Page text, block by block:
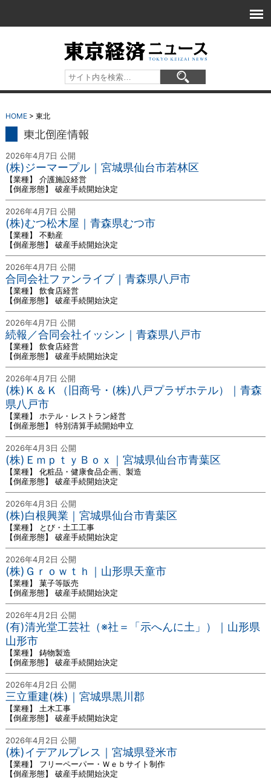
HOME> 東北
東北 倒産情報
2026年4月7日 公開
(株)ジーマープル｜宮城県仙台市若林区
【業種】 介護施設経営
【倒産形態】 破産手続開始決定
2026年4月7日 公開
(株)むつ松木屋｜青森県むつ市
【業種】 不動産
【倒産形態】 破産手続開始決定
2026年4月7日 公開
合同会社ファンライブ｜青森県八戸市
【業種】 飲食店経営
【倒産形態】 破産手続開始決定
2026年4月7日 公開
続報／合同会社イッシン｜青森県八戸市
【業種】 飲食店経営
【倒産形態】 破産手続開始決定
2026年4月7日 公開
(株)Ｋ＆Ｋ（旧商号・(株)八戸プラザホテル）｜青森
県八戸市
【業種】 ホテル・レストラン経営
【倒産形態】 特別清算手続開始申立
2026年4月3日 公開
(株)ＥｍｐｔｙＢｏｘ｜宮城県仙台市青葉区
【業種】 化粧品・健康食品企画、製造
【倒産形態】 破産手続開始決定
2026年4月3日 公開
(株)白根興業｜宮城県仙台市青葉区
【業種】 とび・土工工事
【倒産形態】 破産手続開始決定
2026年4月2日 公開
(株)Ｇｒｏｗｔｈ｜山形県天童市
【業種】 菓子等販売
【倒産形態】 破産手続開始決定
2026年4月2日 公開
(有)清光堂工芸社（※社＝「示へんに土」）｜山形県
山形市
【業種】 鋳物製造
【倒産形態】 破産手続開始決定
2026年4月2日 公開
三立重建(株)｜宮城県黒川郡
【業種】 土木工事
【倒産形態】 破産手続開始決定
2026年4月2日 公開
(株)イデアルプレス｜宮城県登米市
【業種】 フリーペーパー・Ｗｅｂサイト制作
【倒産形態】 破産手続開始決定